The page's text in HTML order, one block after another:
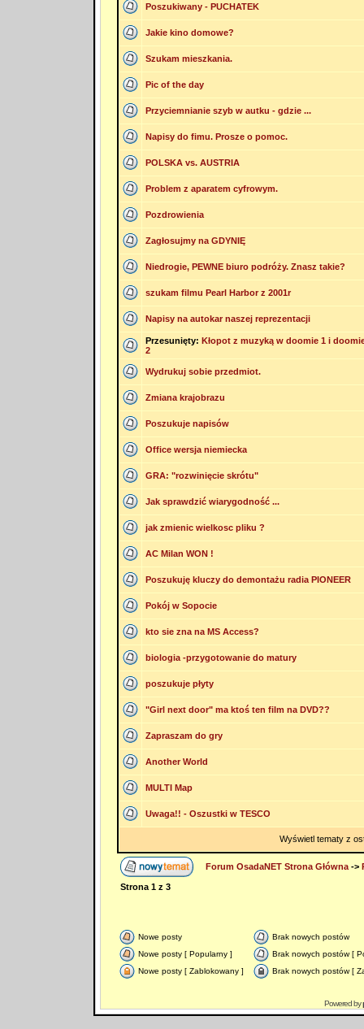
Poszukiwany - PUCHATEK
Jakie kino domowe?
Szukam mieszkania.
Pic of the day
Przyciemnianie szyb w autku - gdzie ...
Napisy do fimu. Prosze o pomoc.
POLSKA vs. AUSTRIA
Problem z aparatem cyfrowym.
Pozdrowienia
Zagłosujmy na GDYNIĘ
Niedrogie, PEWNE biuro podróży. Znasz takie?
szukam filmu Pearl Harbor z 2001r
Napisy na autokar naszej reprezentacji
Przesunięty: Kłopot z muzyką w doomie 1 i
2
Wydrukuj sobie przedmiot.
Zmiana krajobrazu
Poszukuje napisów
Office wersja niemiecka
GRA: "rozwinięcie skrótu"
Jak sprawdzić wiarygodność ...
jak zmienic wielkosc pliku ?
AC Milan WON !
Poszukuję kluczy do demontażu radia PIONEER
Pokój w Sopocie
kto sie zna na MS Access?
biologia -przygotowanie do matury
poszukuje płyty
"Girl next door" ma ktoś ten film na DVD??
Zapraszam do gry
Another World
MULTI Map
Uwaga!! - Oszustki w TESCO
Wyświetl tematy z
Forum OsadaNET Strona Główna->
Strona 1z 3
Nowe posty
Brak nowych postów
Nowe posty [ Popularny ]
Brak nowych postów [
Nowe posty [ Zablokowany ]
Brak nowych postów [
Powered by